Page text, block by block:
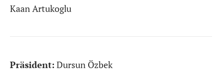
Kaan Artukoglu
Präsident: Dursun Özbek